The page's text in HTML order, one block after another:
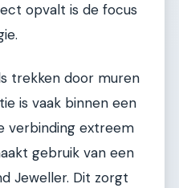
opvalt is de focus
trekken door muren
is vaak binnen een
verbinding extreem
gebruik van een
Jeweller. Dit zorgt